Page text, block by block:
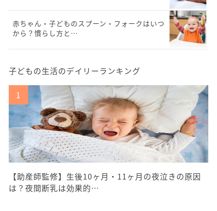
赤ちゃん・子どものスプーン・フォークはいつ
から？慣らし方と…
子どもの生活のデイリーランキング
【助産師監修】生後10ヶ月・11ヶ月の夜泣きの原因
は？夜間断乳は効果的…